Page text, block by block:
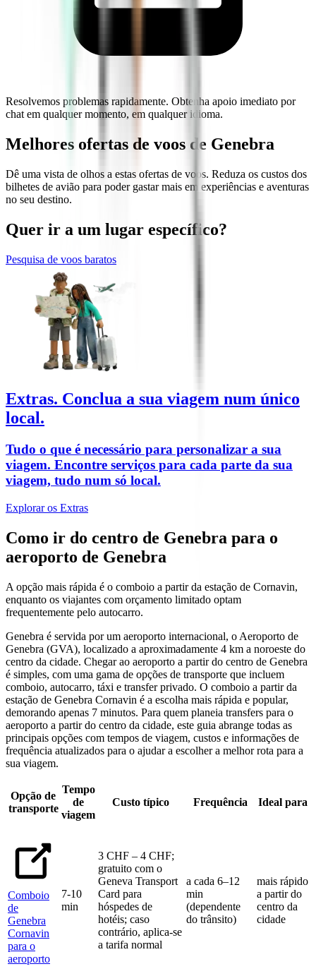
Resolvemos problemas rapidamente. Obtenha apoio imediato por
chat em qualquer momento, em qualquer idioma.
Melhores ofertas de voos de Genebra
Dê uma vista de olhos a estas ofertas de voos. Reduza os custos dos
bilhetes de avião para poder gastar mais em experiências e aventuras
no seu destino.
Quer ir a um lugar específico?
Pesquisa de voos baratos
Extras. Conclua a sua viagem num único
local.
Tudo o que é necessário para personalizar a sua
viagem. Encontre serviços para cada parte da sua
viagem, tudo num só local.
Explorar os Extras
Como ir do centro de Genebra para o
aeroporto de Genebra
A opção mais rápida é o comboio a partir da estação de Cornavin,
enquanto os viajantes com orçamento limitado optam
frequentemente pelo autocarro.
Genebra é servida por um aeroporto internacional, o Aeroporto de
Genebra (GVA), localizado a aproximadamente 4 km a noroeste do
centro da cidade. Chegar ao aeroporto a partir do centro de Genebra
é simples, com uma gama de opções de transporte que incluem
comboio, autocarro, táxi e transfer privado. O comboio a partir da
estação de Genebra Cornavin é a escolha mais rápida e popular,
demorando apenas 7 minutos. Para quem planeia transfers para o
aeroporto a partir do centro da cidade, este guia abrange todas as
principais opções com tempos de viagem, custos e informações de
frequência atualizados para o ajudar a escolher a melhor rota para a
sua viagem.
Opção de
transporte
Tempo
de
viagem
Custo típico Frequência Ideal para
Comboio
de
Genebra
Cornavin
para o
aeroporto
7-10
min
3 CHF – 4 CHF;
gratuito com o
Geneva Transport
Card para
hóspedes de
hotéis; caso
contrário, aplica-se
a tarifa normal
a cada 6–12
min
(dependente
do trânsito)
mais rápido
a partir do
centro da
cidade